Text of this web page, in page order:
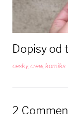
Dopisy od
cesky, crew, komiks
2